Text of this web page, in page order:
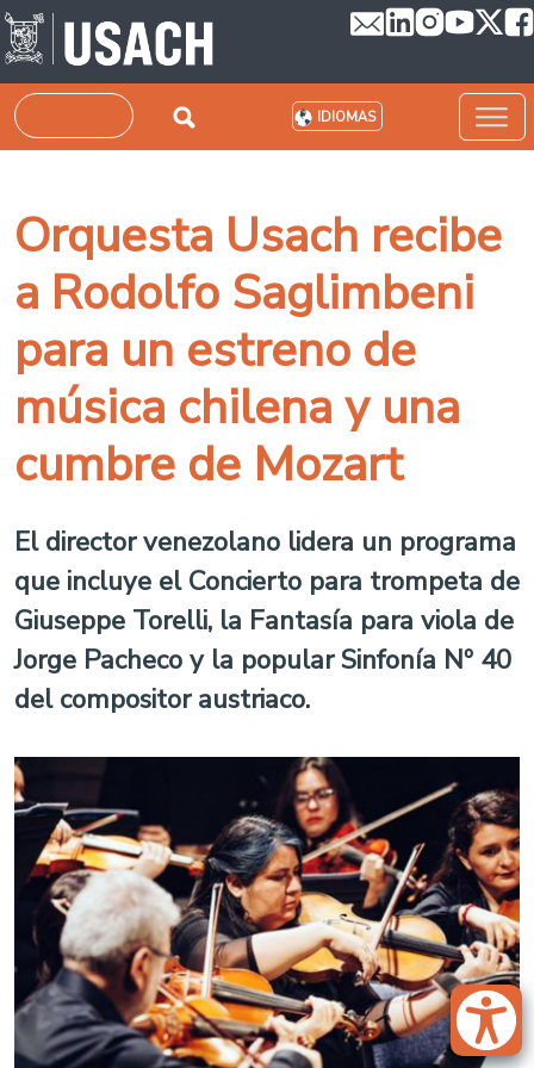
Pasar al contenido principal
Buscar IDIOMAS
Orquesta Usach recibe
a Rodolfo Saglimbeni
para un estreno de
música chilena y una
cumbre de Mozart
El director venezolano lidera un programa
que incluye el Concierto para trompeta de
Giuseppe Torelli, la Fantasía para viola de
Jorge Pacheco y la popular Sinfonía Nº 40
del compositor austriaco.